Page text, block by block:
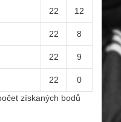
22 12
22 8
22 9
22
0
získaných bodů